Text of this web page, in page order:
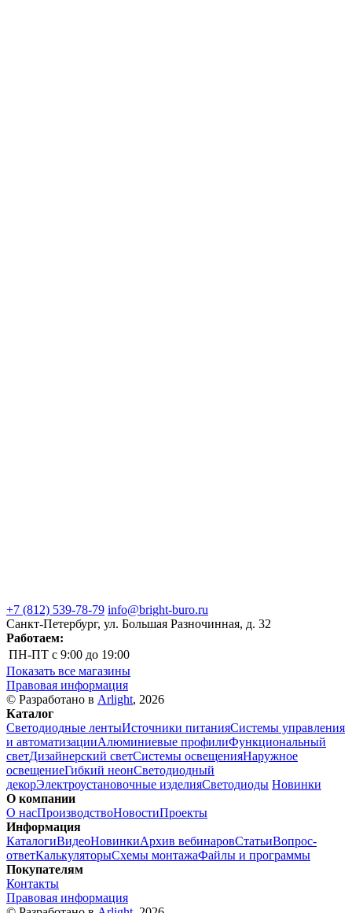
+7 (812) 539-78-79 info@bright-buro.ru
Санкт-Петербург, ул. Большая Разночинная, д. 32
Работаем:
ПН-ПТ с 9:00 до 19:00
Показать все магазины
Правовая информация
© Разработано в Arlight, 2026
Каталог
Светодиодные лентыИсточники питанияСистемы управления
и автоматизацииАлюминиевые профилиФункциональный
светДизайнерский светСистемы освещенияНаружное
освещениеГибкий неонСветодиодный
декорЭлектроустановочные изделияСветодиоды Новинки
О компании
О насПроизводствоНовостиПроекты
Информация
КаталогиВидеоНовинкиАрхив вебинаровСтатьиВопрос-
ответКалькуляторыСхемы монтажаФайлы и программы
Покупателям
Контакты
Правовая информация